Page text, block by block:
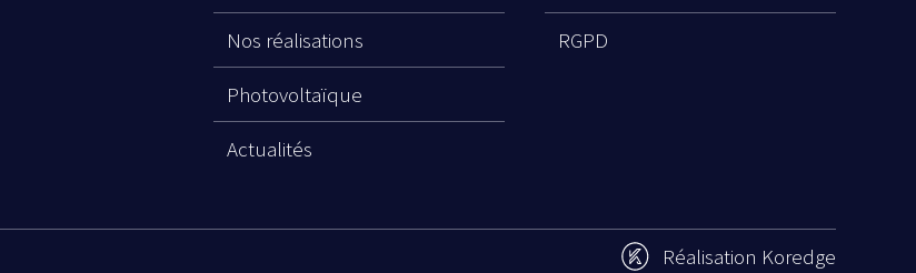
Nos réalisations
Photovoltaïque
Actualités
RGPD
Réalisation Koredge